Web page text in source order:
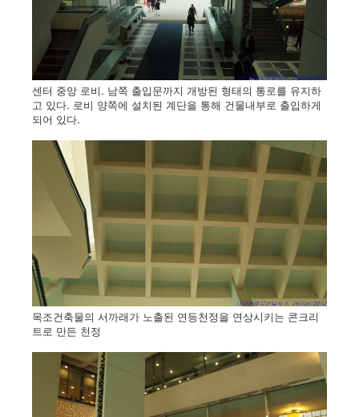
센터 중앙 로비. 남쪽 출입문까지 개방된 형태의 통로를 유지하
고 있다. 로비 양쪽에 설치된 계단을 통해 건물내부로 출입하게
되어 있다.
목조건축물의 서까래가 노출된 연등천정을 연상시키는 콘크리
트로 만든 천정